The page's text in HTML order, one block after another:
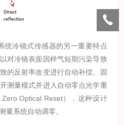
冷镜式传感器的另一重要特点
对冷镜表面因样气短期污染导致
的反射率改变进行自动补偿。固
测量模式并进入自动零点光学重
Optical Reset），这种设计
量系统自动调零。